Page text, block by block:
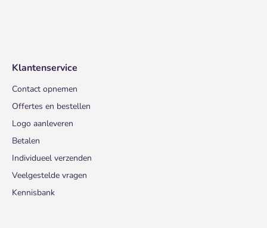
Klantenservice
Contact opnemen
Offertes en bestellen
Logo aanleveren
Betalen
Individueel verzenden
Veelgestelde vragen
Kennisbank